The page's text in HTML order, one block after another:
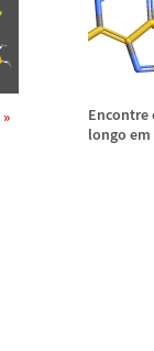
Encontre
longo